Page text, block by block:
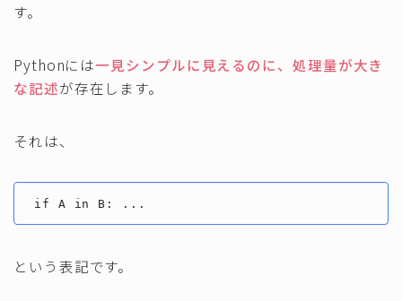
す。
Pythonには一見シンプルに見えるのに、処理量が大き
な記述が存在します。
それは、
if A in B: ...
という表記です。